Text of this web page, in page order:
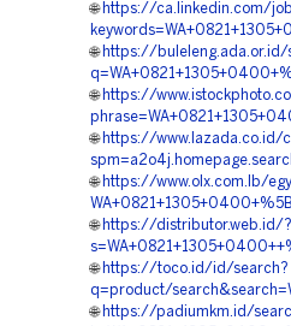
🌐 https://ca.linkedin.com/
🌐 https://buleleng.ada.or.id/
🌐 https://
🌐 https://www.lazada.co.id/
🌐 https://www.olx.com.lb/
🌐 https://distributor.web.id/?
🌐 https://toco.id/id/search?
q=product/
🌐 https://padiumkm.id/